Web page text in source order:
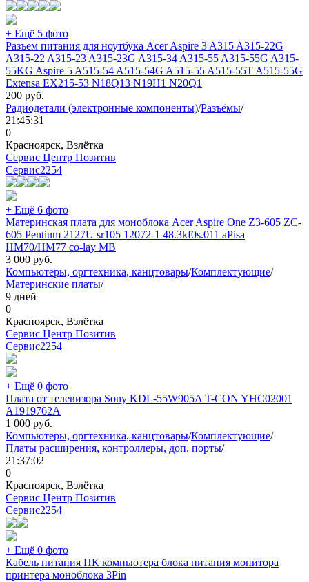
+ Ещё 5 фото
Разъем питания для ноутбука Acer Aspire 3 A315 A315-22G
A315-22 A315-23 A315-23G A315-34 A315-55 A315-55G A315-
55KG Aspire 5 A515-54 A515-54G A515-55 A515-55T A515-55G
Extensa EX215-53 N18Q13 N19H1 N20Q1
200 руб.
Радиодетали (электронные компоненты)/Разъёмы/
21:45:31
0
Красноярск, Взлётка
Сервис Центр Позитив
Сервис2254
+ Ещё 6 фото
Материнская плата для моноблока Acer Aspire One Z3-605 ZC-
605 Pentium 2127U sr105 12072-1 48.3kf0s.011 aPisa
HM70/HM77 co-lay MB
3 000 руб.
Компьютеры, оргтехника, канцтовары/Комплектующие/
Материнские платы/
9 дней
0
Красноярск, Взлётка
Сервис Центр Позитив
Сервис2254
+ Ещё 0 фото
Плата от телевизора Sony KDL-55W905A T-CON YHC02001
A1919762A
1 000 руб.
Компьютеры, оргтехника, канцтовары/Комплектующие/
Платы расширения, контроллеры, доп. порты/
21:37:02
0
Красноярск, Взлётка
Сервис Центр Позитив
Сервис2254
+ Ещё 0 фото
Кабель питания ПК компьютера блока питания монитора
принтера моноблока 3Pin